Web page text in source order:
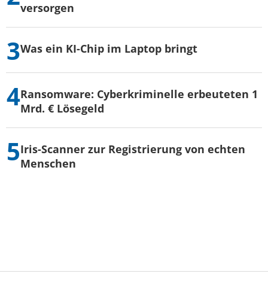
versorgen
Was ein KI-Chip im Laptop bringt
Ransomware: Cyberkriminelle erbeuteten 1
Mrd. € Lösegeld
Iris-Scanner zur Registrierung von echten
Menschen